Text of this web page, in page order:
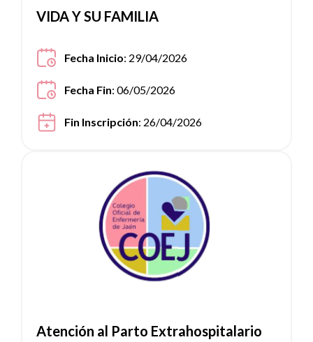
VIDA Y SU FAMILIA
Fecha Inicio: 29/04/2026
Fecha Fin: 06/05/2026
Fin Inscripción: 26/04/2026
Atención al Parto Extrahospitalario